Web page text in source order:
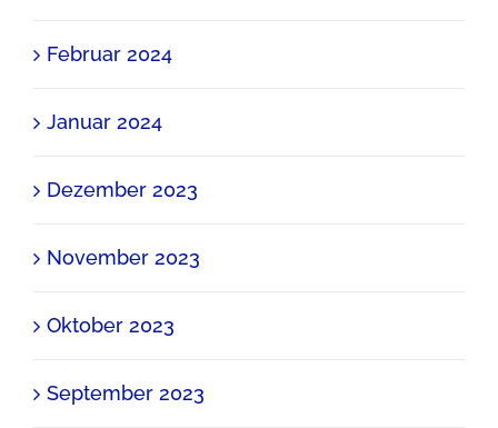
Februar 2024
Januar 2024
Dezember 2023
November 2023
Oktober 2023
September 2023